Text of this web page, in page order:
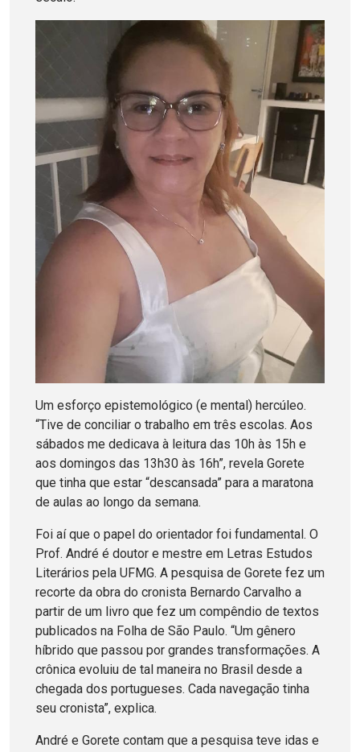
Um esforço epistemológico (e mental) hercúleo.
“Tive de conciliar o trabalho em três escolas. Aos
sábados me dedicava à leitura das 10h às 15h e
aos domingos das 13h30 às 16h”, revela Gorete
que tinha que estar “descansada” para a maratona
de aulas ao longo da semana.
Foi aí que o papel do orientador foi fundamental. O
Prof. André é doutor e mestre em Letras Estudos
Literários pela UFMG. A pesquisa de Gorete fez um
recorte da obra do cronista Bernardo Carvalho a
partir de um livro que fez um compêndio de textos
publicados na Folha de São Paulo. “Um gênero
híbrido que passou por grandes transformações. A
crônica evoluiu de tal maneira no Brasil desde a
chegada dos portugueses. Cada navegação tinha
seu cronista”, explica.
André e Gorete contam que a pesquisa teve idas e